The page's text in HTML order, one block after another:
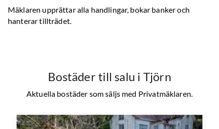
Mäklaren upprättar alla handlingar, bokar banker och
hanterar tillträdet.
Bostäder till salu i Tjörn
Aktuella bostäder som säljs med Privatmäklaren.